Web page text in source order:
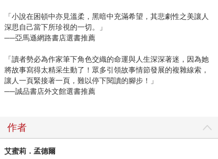
「小說在困頓中亦見溫柔，黑暗中充滿希望，其悲劇性之美讓人
深思自己當下所珍視的一切。」
──亞馬遜網路書店選書推薦
「讀者勢必為作家筆下角色交織的命運與人生深深著迷，因為她
將故事寫得太精采生動了！眾多引領故事情節發展的複雜線索，
讓人一頁緊接著一頁，難以停下閱讀的腳步！」
──誠品書店外文館選書推薦
作者
艾蜜莉．孟德爾